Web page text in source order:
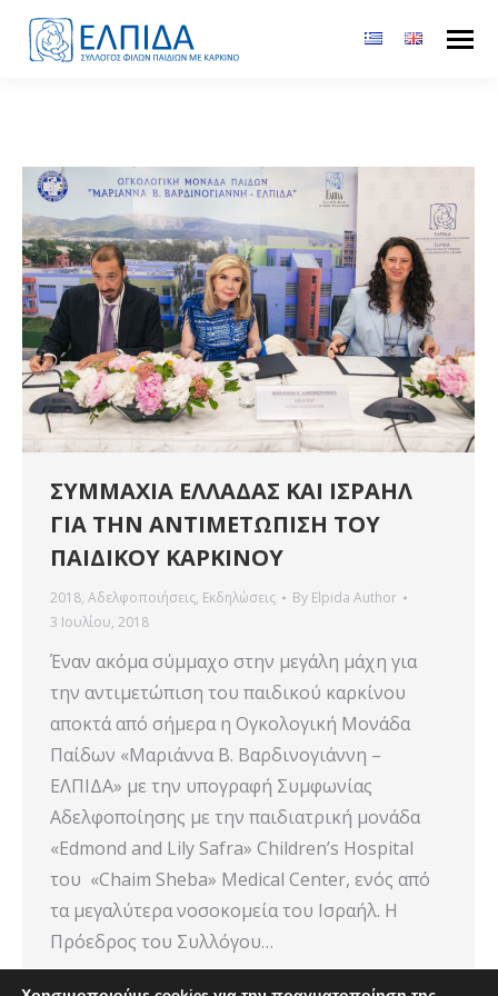
ΣΥΜΜΑΧΙΑ ΕΛΛΑΔΑΣ ΚΑΙ ΙΣΡΑΗΛ
ΓΙΑ ΤΗΝ ΑΝΤΙΜΕΤΩΠΙΣΗ ΤΟΥ
ΠΑΙΔΙΚΟΥ ΚΑΡΚΙΝΟΥ
2018, Αδελφοποιήσεις, Εκδηλώσεις By Elpida Author
3 Ιουλίου, 2018
Έναν ακόμα σύμμαχο στην μεγάλη μάχη για
την αντιμετώπιση του παιδικού καρκίνου
αποκτά από σήμερα η Ογκολογική Μονάδα
Παίδων «Μαριάννα Β. Βαρδινογιάννη –
ΕΛΠΙΔΑ» με την υπογραφή Συμφωνίας
Αδελφοποίησης με την παιδιατρική μονάδα
«Edmond and Lily Safra» Children’s Hospital
του «Chaim Sheba» Medical Center, ενός από
τα μεγαλύτερα νοσοκομεία του Ισραήλ. Η
Πρόεδρος του Συλλόγου…